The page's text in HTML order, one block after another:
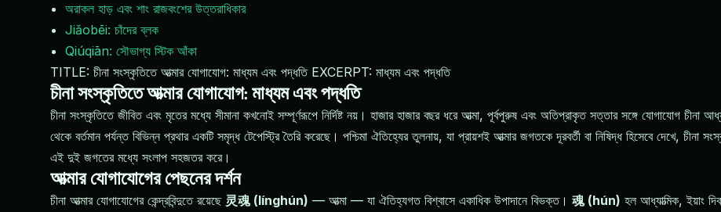
অরাকল হাড় এবং শাং রাজবংশের উত্তরাধিকার
Jiǎobēi: চাঁদের ব্লক
Qiúqiān: সৌভাগ্য স্টিক আঁকা
TITLE: চীনা সংস্কৃতিতে আত্মার যোগাযোগ: মাধ্যম এবং পদ্ধতি EXCERPT: মাধ্যম এবং পদ্ধতি
চীনা সংস্কৃতিতে আত্মার যোগাযোগ: মাধ্যম এবং পদ্ধতি
চীনা সংস্কৃতিতে জীবিত এবং মৃতের মধ্যে সীমানা কখনোই সম্পূর্ণরূপে নির্দিষ্ট নয়। হাজার হাজার বছর ধরে আত্মা, পূর্বপুরুষ এবং অতিপ্রাকৃত সত্তার সঙ্গে যোগাযোগ চীনা
থেকে বর্তমান পর্যন্ত বিভিন্ন প্রথার একটি সমৃদ্ধ টেপেস্ট্রি তৈরি করেছে। পশ্চিমা ঐতিহ্যের তুলনায়, যা প্রায়শই আত্মার জগতকে দূরবর্তী বা নিষিদ্ধ হিসেবে দেখে, চীনা
এই দুই জগতের মধ্যে সংলাপ সহজতর করে।
আত্মার যোগাযোগের পেছনের দর্শন
চীনা আত্মার যোগাযোগের কেন্দ্রবিন্দুতে রয়েছে 灵魂 (línghún) — আত্মা — যা ঐতিহ্যগত বিশ্বাসে একাধিক উপাদানে বিভক্ত। 魂 (hún) হল আধ্যাত্মিক, ইয়াং